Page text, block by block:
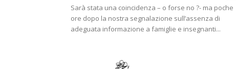
Sarà stata una coincidenza – o forse no ?- ma poche
ore dopo la nostra segnalazione sull’assenza di
adeguata informazione a famiglie e insegnanti...